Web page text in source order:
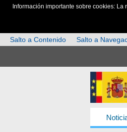
Información importante sobre cookies:
Salto a Contenido
Salto a